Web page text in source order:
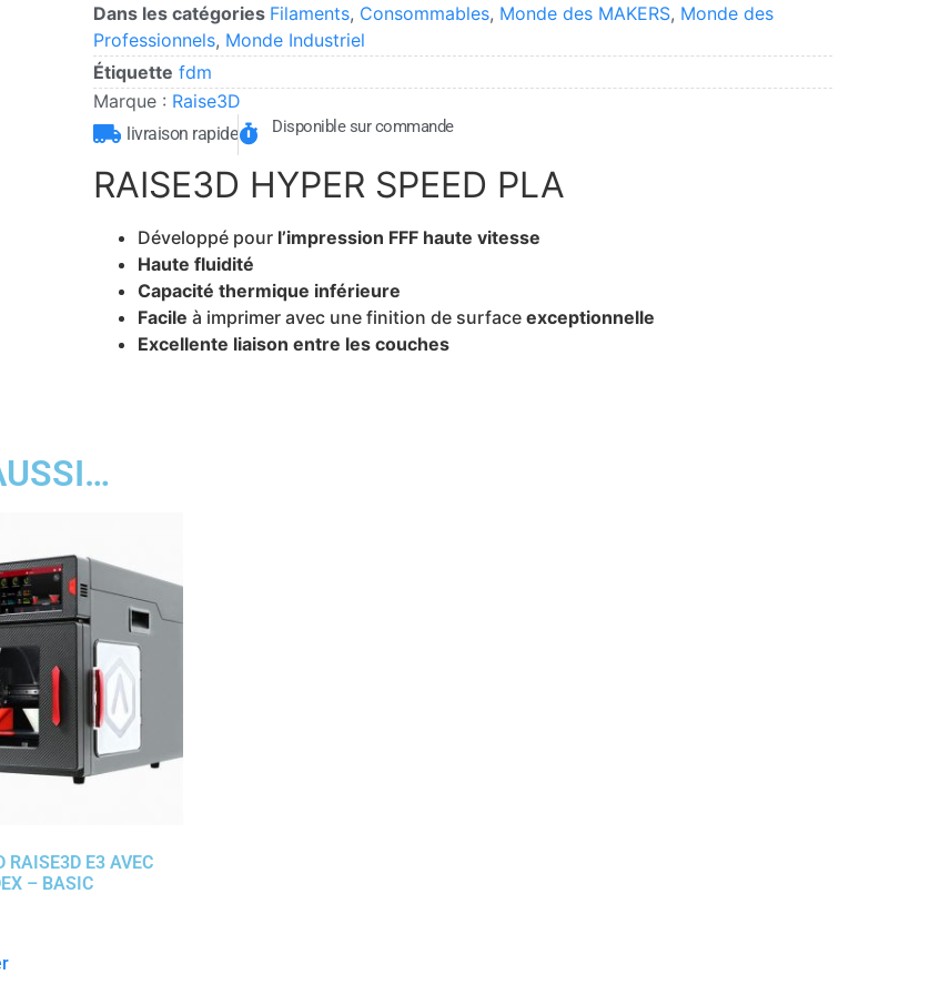
Dans les catégories Filaments, Consommables, Monde des MAKERS, Monde des
Professionnels, Monde Industriel
Étiquette fdm
Marque : Raise3D
livraison rapide Disponible sur commande
RAISE3D HYPER SPEED PLA
Développé pour l’impression FFF haute vitesse
Haute fluidité
Capacité thermique inférieure
Facile à imprimer avec une finition de surfaceexceptionnelle
Excellente liaison entre les couches
RAISE3D E3 AVEC
– BASIC